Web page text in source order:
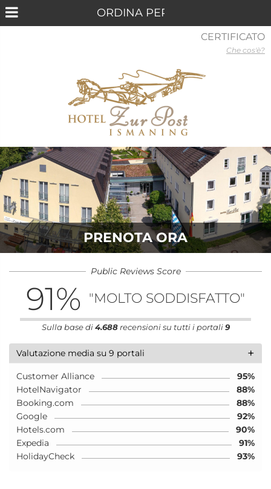
PRENOTA ORA
Public Reviews Score
91% "MOLTO SODDISFATTO"
Sulla base di4.688recensioni su tutti i portali9
+
Valutazione media su 9 portali
Customer Alliance
95%
HotelNavigator
88%
Booking.com
88%
Google
92%
Hotels.com
90%
Expedia
91%
HolidayCheck
93%
CERTIFICATO
Che cos'è?